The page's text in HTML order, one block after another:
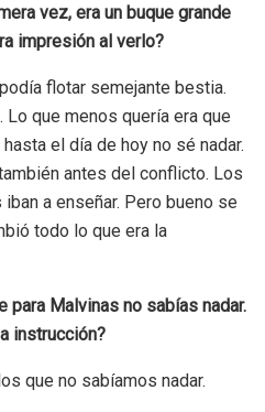
vez, era un buque grande
impresión al verlo?
flotar semejante bestia.
que menos quería era que
el día de hoy no sé nadar.
antes del conflicto. Los
a enseñar. Pero bueno se
todo lo que era la
para Malvinas no sabías nadar.
instrucción?
que no sabíamos nadar.